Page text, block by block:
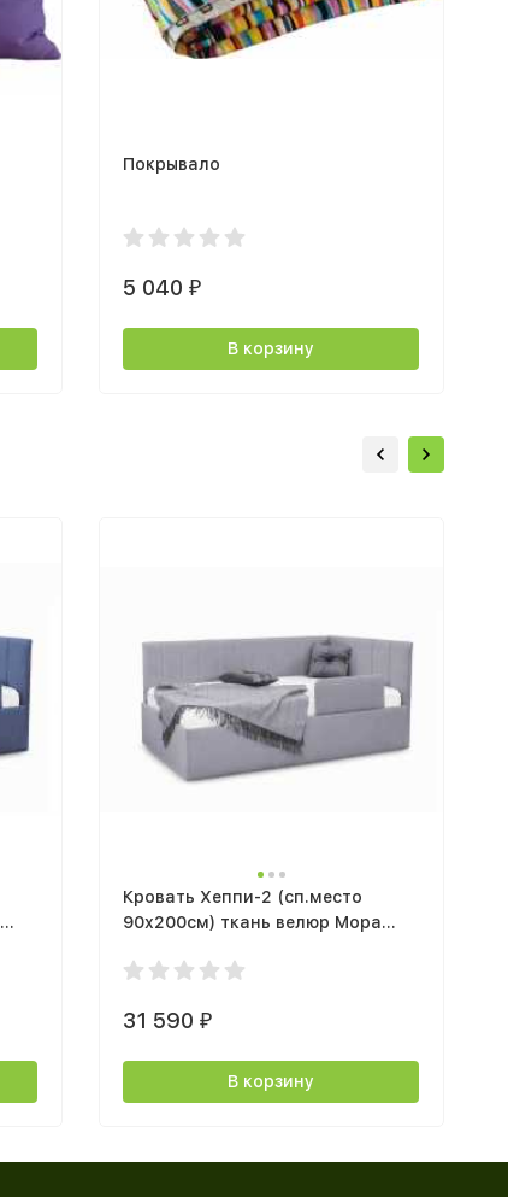
Покрывало
5 040 ₽
В корзину
Кровать Хеппи-2 (сп.место
90х200см) ткань велюр Мора
31 590 ₽
В корзину